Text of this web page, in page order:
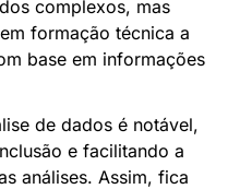
complexos, mas
formação técnica a
base em informações
de dados é notável,
e facilitando a
análises. Assim, fica